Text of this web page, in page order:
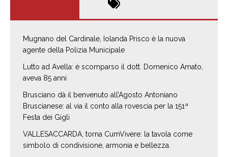
Mugnano del Cardinale, Iolanda Prisco è la nuova
agente della Polizia Municipale
Lutto ad Avella: è scomparso il dott. Domenico Amato,
aveva 85 anni
Brusciano dà il benvenuto all’Agosto Antoniano
Bruscianese: al via il conto alla rovescia per la 151ª
Festa dei Gigli
VALLESACCARDA, torna CumVivere: la tavola come
simbolo di condivisione, armonia e bellezza.